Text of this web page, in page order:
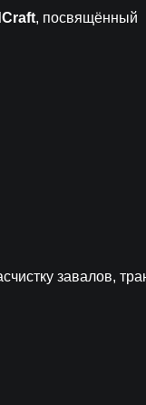
, посвящённый
завалов,